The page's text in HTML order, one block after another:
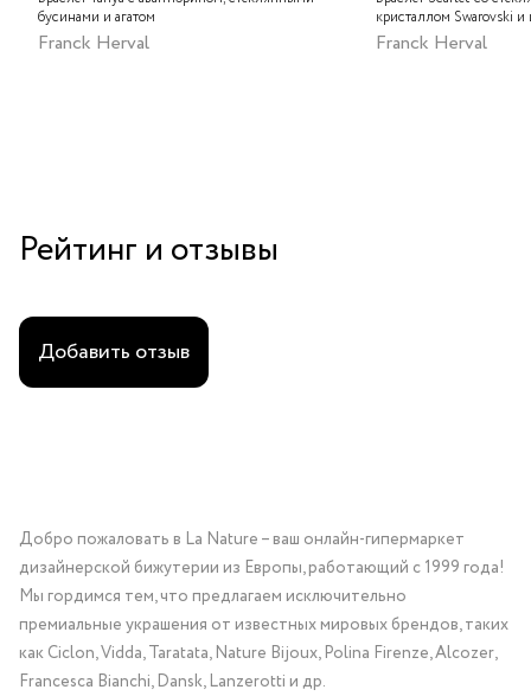
бусинами и агатом
Franck Herval
кристаллом Swarovski
Franck Herval
Рейтинг и отзывы
Добавить отзыв
Добро пожаловать в La Nature – ваш онлайн-гипермаркет
дизайнерской бижутерии из Европы, работающий с 1999 года!
Мы гордимся тем, что предлагаем исключительно
премиальные украшения от известных мировых брендов, таких
как Ciclon, Vidda, Taratata, Nature Bijoux, Polina Firenze, Alcozer,
Francesca Bianchi, Dansk, Lanzerotti и др.